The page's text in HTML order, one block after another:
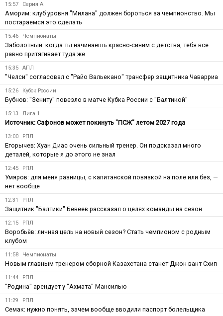
15:57 Серия А
Аморим: клуб уровня "Милана" должен бороться за чемпионство. Мы
постараемся это сделать
15:46 Чемпионаты
Заболотный: когда ты начинаешь красно-синим с детства, тебя все
равно притягивает туда же
15:35 АПЛ
"Челси" согласовал с "Райо Вальекано" трансфер защитника Чаварриа
15:26 Кубок России
Бубнов: "Зениту" повезло в матче Кубка России с "Балтикой"
15:13 Лига 1
Источник: Сафонов может покинуть "ПСЖ" летом 2027 года
13:00 РПЛ
Егорычев: Хуан Диас очень сильный тренер. Он подсказал много
деталей, которые я до этого не знал
12:45 РПЛ
Умяров: для меня разницы, с капитанской повязкой на поле или без, —
нет вообще
12:31 РПЛ
Защитник "Балтики" Бевеев рассказал о целях команды на сезон
12:15 РПЛ
Воробьёв: личная цель на новый сезон? Стать чемпионом с родным
клубом
11:58 Чемпионаты
Новым главным тренером сборной Казахстана станет Джон вант Схип
11:44 РПЛ
"Родина" арендует у "Ахмата" Мансилью
11:29 РПЛ
Семак: нужно понять, зачем вообще вводили паспорт болельщика